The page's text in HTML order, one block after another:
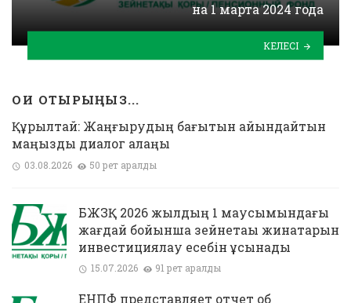
на 1 марта 2024 года
КЕЛЕСІ
ОҚИ ОТЫРЫҢЫЗ...
Құрылтай: Жаңғырудың бағытын айқындайтын
маңызды диалог алаңы
03.08.2026 50 рет қаралды
БЖЗҚ 2026 жылдың 1 маусымындағы
жағдай бойынша зейнетақы жинақтарын
инвестициялау есебін ұсынады
15.07.2026 91 рет қаралды
ЕНПФ представляет отчет об